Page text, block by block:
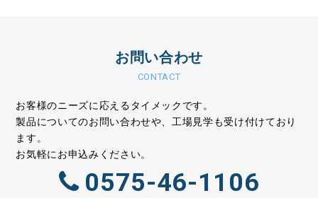
お問い合わせ
CONTACT
お客様のニーズに応えるタイメックです。
製品についてのお問い合わせや、工場見学も受け付けており
ます。
お気軽にお申込みください。
0575-46-1106